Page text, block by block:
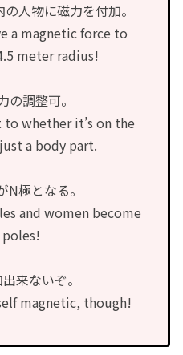
人物に磁力を付加。
a magnetic force to
meter radius!
の調整可。
whether it’s on the
a body part.
N極となる。
and women become
来ないぞ。
magnetic, though!